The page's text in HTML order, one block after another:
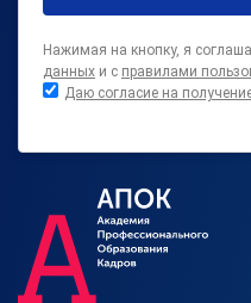
Нажимая на кнопку, я
данных и с правилами
Даю согласие на